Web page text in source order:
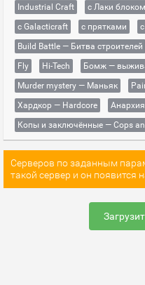
Industrial Craft
с Лаки
с Galacticraft
с прятками
Build Battle — Битва строителей
Fly
Hi-Tech
Бомж —
Murder mystery — Маньяк
Хардкор — Hardcore
Копы и заключённые — Cops
Серверов по заданным
такой сервер и он появится